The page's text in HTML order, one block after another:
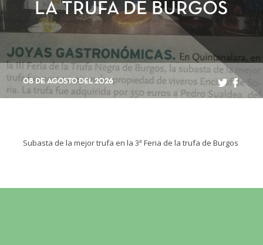
LA TRUFA DE BURGOS
08 DE AGOSTO DEL 2026
Subasta de la mejor trufa en la 3ª Feria de la trufa de Burgos